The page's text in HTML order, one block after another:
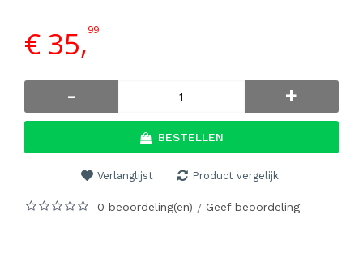
€ 35,99
- +
BESTELLEN
Verlanglijst Product vergelijk
0 beoordeling(en) / Geef beoordeling